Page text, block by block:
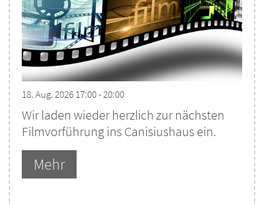
18. Aug. 2026 17:00 - 20:00
Wir laden wieder herzlich zur nächsten
Filmvorführung ins Canisiushaus ein.
Mehr